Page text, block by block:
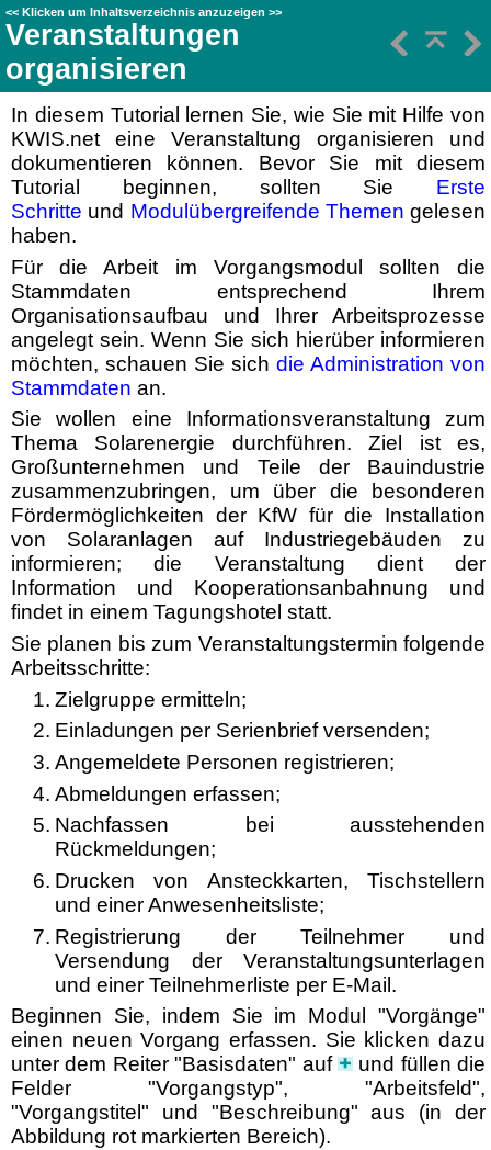
<< Klicken um Inhaltsverzeichnis anzuzeigen >>
Veranstaltungen
organisieren
In diesem Tutorial lernen Sie, wie Sie mit Hilfe von
KWIS.net eine Veranstaltung organisieren und
dokumentieren können. Bevor Sie mit diesem
Tutorial beginnen, sollten Sie Erste
Schritte und Modulübergreifende Themen gelesen
haben.
Für die Arbeit im Vorgangsmodul sollten die
Stammdaten entsprechend Ihrem
Organisationsaufbau und Ihrer Arbeitsprozesse
angelegt sein. Wenn Sie sich hierüber informieren
möchten, schauen Sie sich die Administration von
Stammdaten an.
Sie wollen eine Informationsveranstaltung zum
Thema Solarenergie durchführen. Ziel ist es,
Großunternehmen und Teile der Bauindustrie
zusammenzubringen, um über die besonderen
Fördermöglichkeiten der KfW für die Installation
von Solaranlagen auf Industriegebäuden zu
informieren; die Veranstaltung dient der
Information und Kooperationsanbahnung und
findet in einem Tagungshotel statt.
Sie planen bis zum Veranstaltungstermin folgende
Arbeitsschritte:
1. Zielgruppe ermitteln;
2. Einladungen per Serienbrief versenden;
3. Angemeldete Personen registrieren;
4. Abmeldungen erfassen;
5. Nachfassen bei ausstehenden
Rückmeldungen;
6. Drucken von Ansteckkarten, Tischstellern
und einer Anwesenheitsliste;
7. Registrierung der Teilnehmer und
Versendung der Veranstaltungsunterlagen
und einer Teilnehmerliste per E-Mail.
Beginnen Sie, indem Sie im Modul "Vorgänge"
einen neuen Vorgang erfassen. Sie klicken dazu
unter dem Reiter "Basisdaten" auf
und füllen die
Felder "Vorgangstyp", "Arbeitsfeld",
"Vorgangstitel" und "Beschreibung" aus (in der
Abbildung rot markierten Bereich).